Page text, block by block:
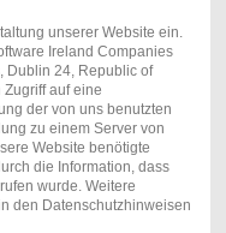
unserer Website ein.
Ireland Companies
Dublin 24, Republic of
Zugriff auf eine
der von uns benutzten
zu einem Server von
Website benötigte
die Information, dass
wurde. Weitere
den Datenschutzhinweisen